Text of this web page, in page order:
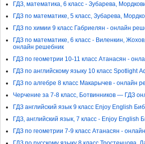
ГДЗ, математика, 6 класс - Зубарева,
ГДЗ по математике, 5 класс, Зубарева,
ГДЗ по химии 9 класс Габриелян - онлайн
ГДЗ по математике, 6 класс - Виленкин,
онлайн решебник
ГДЗ по геометрии 10-11 класс Атанасян -
ГДЗ по английскому языку 10 класс Spotlight
ГДЗ по алгебре 8 класс Макарычев - онлайн
Черчение за 7-8 класс, Ботвинников — ГДЗ
ГДЗ английский язык 9 класс Enjoy English
ГДЗ, английский язык, 7 класс - Enjoy English
ГДЗ по геометрии 7-9 класс Атанасян - онлайн